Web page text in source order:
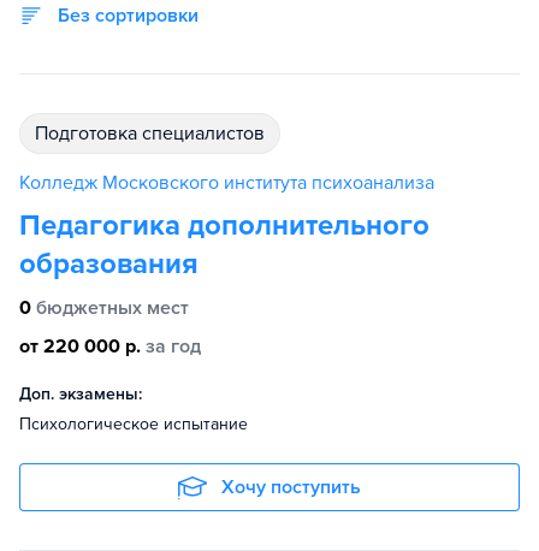
Без сортировки
подготовка специалистов
Колледж Московского института психоанализа
Педагогика дополнительного
образования
0 бюджетных мест
от 220 000 р. за год
Доп. экзамены:
Психологическое испытание
Хочу поступить